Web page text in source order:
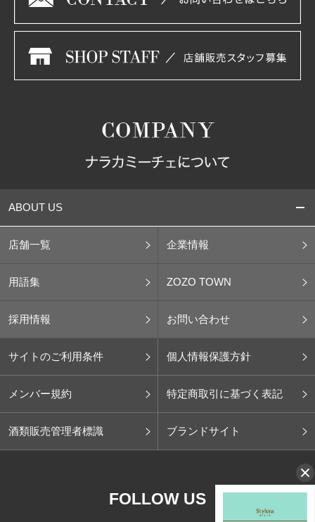
ABOUT US
店舗一覧 企業情報
用語集 ZOZO TOWN
採用情報 お問い合わせ
サイトのご利用条件 個人情報保護方針
メンバー規約 特定商取引に基づく表記
酒類販売管理者標識 ブランドサイト
FOLLOW US